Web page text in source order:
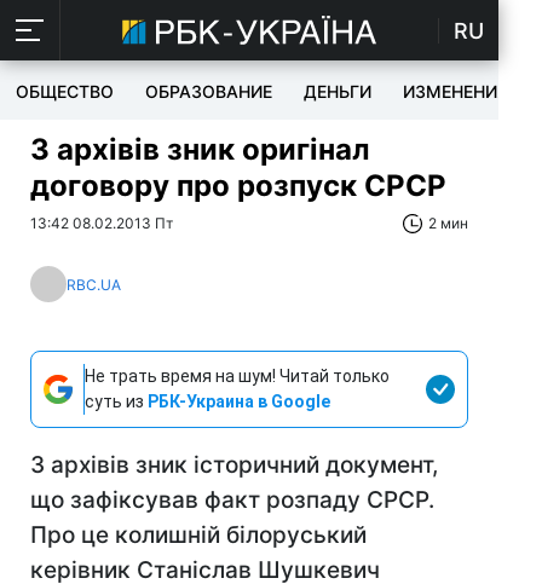
RU
ОБЩЕСТВО ОБРАЗОВАНИЕ ДЕНЬГИ ИЗМЕНЕНИЯ
З архівів зник оригінал
договору про розпуск СРСР
13:42 08.02.2013 Пт 2 мин
RBC.UA
Не трать время на шум! Читай только
суть из РБК-Украина в Google
З архівів зник історичний документ,
що зафіксував факт розпаду СРСР.
Про це колишній білоруський
керівник Станіслав Шушкевич